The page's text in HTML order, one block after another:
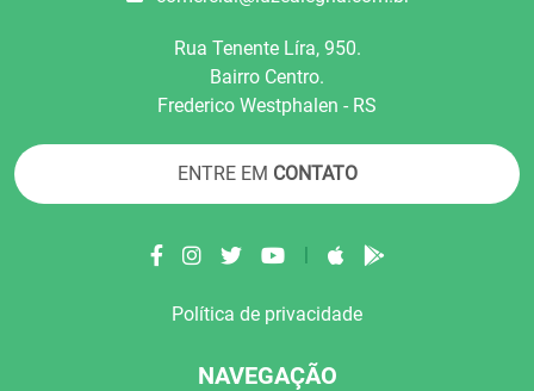
Rua Tenente Líra, 950.
Bairro Centro.
Frederico Westphalen - RS
ENTRE EM CONTATO
Política de privacidade
NAVEGAÇÃO